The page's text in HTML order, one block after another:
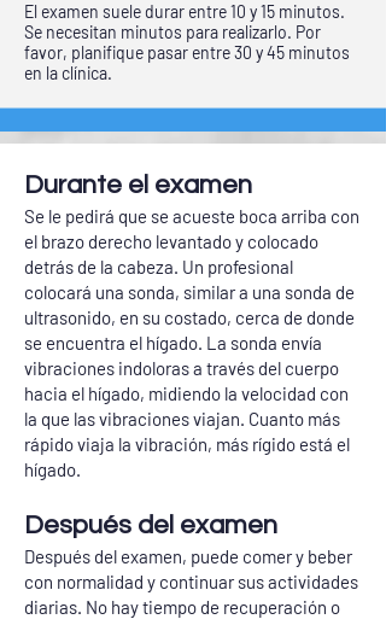
El examen suele durar entre 10 y 15 minutos.
Se necesitan minutos para realizarlo. Por
favor, planifique pasar entre 30 y 45 minutos
en la clínica.
Durante el examen
Se le pedirá que se acueste boca arriba con
el brazo derecho levantado y colocado
detrás de la cabeza. Un profesional
colocará una sonda, similar a una sonda de
ultrasonido, en su costado, cerca de donde
se encuentra el hígado. La sonda envía
vibraciones indoloras a través del cuerpo
hacia el hígado, midiendo la velocidad con
la que las vibraciones viajan. Cuanto más
rápido viaja la vibración, más rígido está el
hígado.
Después del examen
Después del examen, puede comer y beber
con normalidad y continuar sus actividades
diarias. No hay tiempo de recuperación o